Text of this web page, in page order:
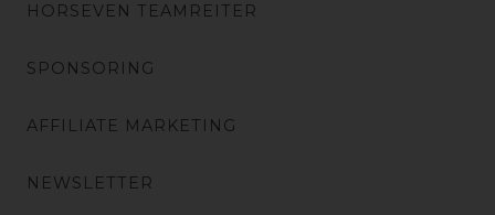
HORSEVEN TEAMREITER
SPONSORING
AFFILIATE MARKETING
NEWSLETTER